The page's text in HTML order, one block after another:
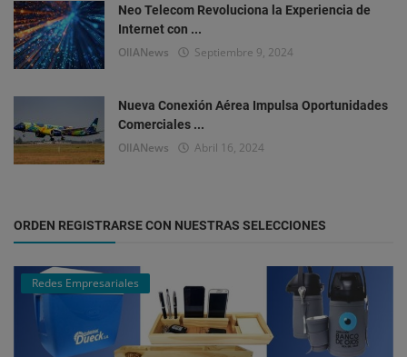
Neo Telecom Revoluciona la Experiencia de
Internet con ...
OlIANews Septiembre 9, 2024
Nueva Conexión Aérea Impulsa Oportunidades
Comerciales ...
OlIANews Abril 16, 2024
ORDEN REGISTRARSE CON NUESTRAS SELECCIONES
Redes Empresariales